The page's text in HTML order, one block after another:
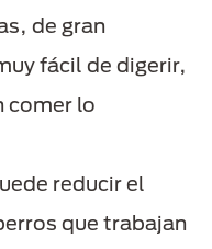
de gran
fácil de digerir,
comer lo
reducir el
que trabajan